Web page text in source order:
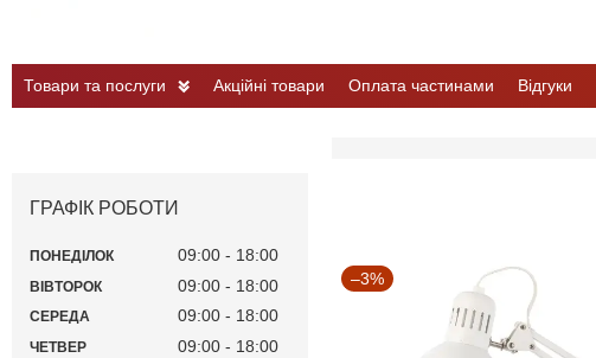
Товари та послуги Акційні товари Оплата частинами Відгуки
–3%
ГРАФІК РОБОТИ
ПОНЕДІЛОК 09:00 18:00
ВІВТОРОК 09:00 18:00
СЕРЕДА 09:00 18:00
ЧЕТВЕР 09:00 18:00